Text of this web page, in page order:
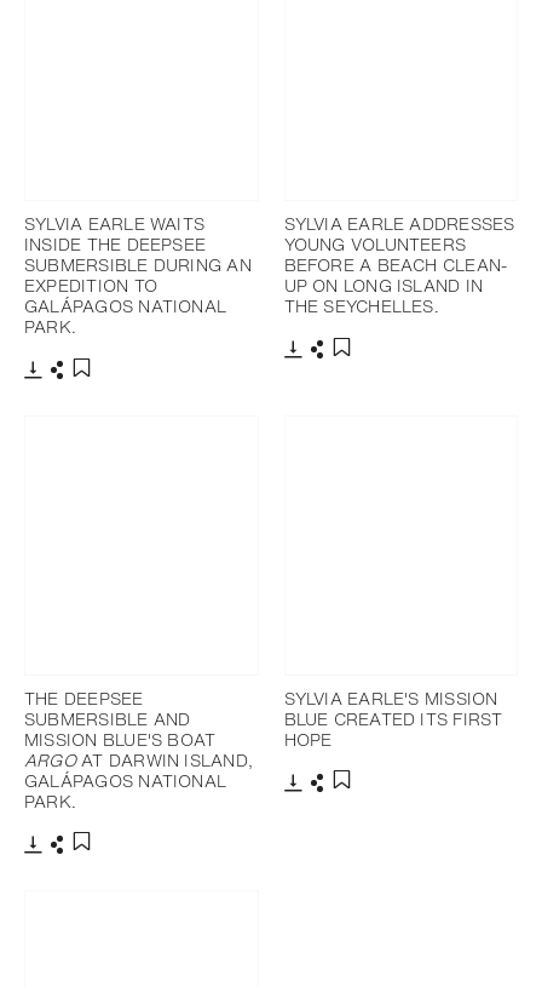
SYLVIA EARLE WAITS
INSIDE THE DEEPSEE
SUBMERSIBLE DURING AN
EXPEDITION TO
GALÁPAGOS NATIONAL
PARK.
SYLVIA EARLE ADDRESSES
YOUNG VOLUNTEERS
BEFORE A BEACH CLEAN-
UP ON LONG ISLAND IN
THE SEYCHELLES.
THE DEEPSEE
SUBMERSIBLE AND
MISSION BLUE'S BOAT
ARGOAT DARWIN ISLAND,
GALÁPAGOS NATIONAL
PARK.
SYLVIA EARLE'S MISSION
BLUE CREATED ITS FIRST
HOPE